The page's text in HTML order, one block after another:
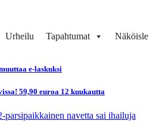
Urheilu Tapahtumat
e-laskuksi
59,90 euroa 12 kuukautta